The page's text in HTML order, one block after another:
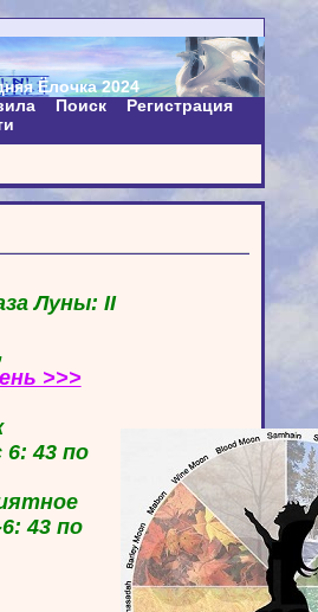
Ёлочка 2024
Поиск
Регистрация
Луны: II
>>>
6: 43 по
43 по